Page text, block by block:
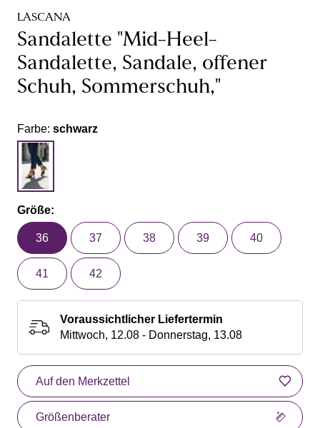
LASCANA
Sandalette "Mid-Heel-
Sandalette, Sandale, offener
Schuh, Sommerschuh,"
Farbe: schwarz
Größe:
36 37 38 39 40
41 42
Voraussichtlicher Liefertermin
Mittwoch, 12.08 - Donnerstag, 13.08
Auf den Merkzettel
Größenberater